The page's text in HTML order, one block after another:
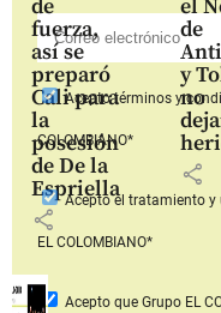
de
fuerza,
así se
preparó
Cali para
la
posesión
de De la
Espriella
share
el
de
y
no
share
Aceptotérminos y
COLOMBIANO*
Aceptoel tratamiento y
EL COLOMBIANO*
Acepto que Grupo EL